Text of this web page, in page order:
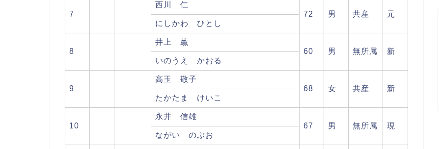
7
西川 仁
72
男 共産
元
にしかわ ひとし
8
井上 薫
60
男 無所属
新
いのうえ かおる
9
高玉 敬子
68
女 共産
新
たかたま けいこ
10
永井 信雄
67
男 無所属
現
ながい のぶお